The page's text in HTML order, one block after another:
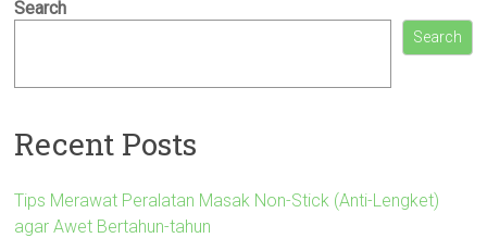
Search
Search
Recent Posts
Tips Merawat Peralatan Masak Non-Stick (Anti-Lengket)
agar Awet Bertahun-tahun